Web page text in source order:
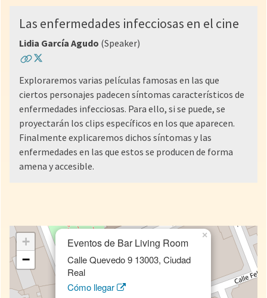
Las enfermedades infecciosas en el cine
Lidia García Agudo (Speaker)
Exploraremos varias películas famosas en las que
ciertos personajes padecen síntomas característicos de
enfermedades infecciosas. Para ello, si se puede, se
proyectarán los clips específicos en los que aparecen.
Finalmente explicaremos dichos síntomas y las
enfermedades en las que estos se producen de forma
amena y accesible.
Eventos de Bar Living Room
Calle Quevedo 9 13003, Ciudad
Real
Cómo llegar
×
+
−